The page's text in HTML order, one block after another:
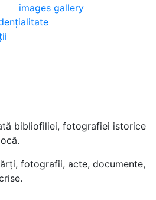
images gallery
ialitate
bibliofiliei, fotografiei istorice
fotografii, acte, documente,